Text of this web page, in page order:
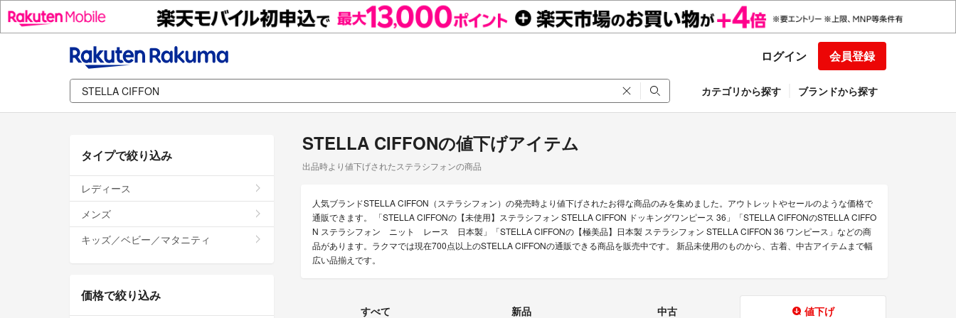
ログイン 会員登録
カテゴリから探す ブランドから探す
STELLA CIFFONの値下げアイテム
出品時より値下げされたステラシフォンの商品
人気ブランドSTELLA CIFFON（ステラシフォン）の発売時より値下げされたお得な商品のみを集めました。アウトレットやセールのような価格で
通販できます。 「STELLA CIFFONの【未使用】ステラシフォン STELLA CIFFON ドッキングワンピース 36」「STELLA CIFFONのSTELLA CIFFO
N ステラシフォン ニット レース 日本製」「STELLA CIFFONの【極美品】日本製 ステラシフォン STELLA CIFFON 36 ワンピース」などの商
品があります。ラクマでは現在700点以上のSTELLA CIFFONの通販できる商品を販売中です。 新品未使用のものから、古着、中古アイテムまで幅
広い品揃えです。
すべて 新品 中古 値下げ
タイプで絞り込み
レディース
メンズ
キッズ／ベビー／マタニティ
価格で絞り込み